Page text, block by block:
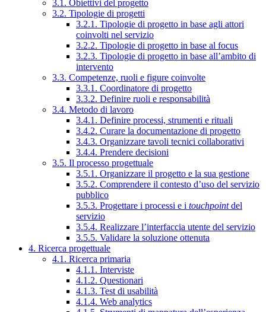
3.1. Obiettivi del progetto
3.2. Tipologie di progetti
3.2.1. Tipologie di progetto in base agli attori
coinvolti nel servizio
3.2.2. Tipologie di progetto in base al focus
3.2.3. Tipologie di progetto in base all’ambito di
intervento
3.3. Competenze, ruoli e figure coinvolte
3.3.1. Coordinatore di progetto
3.3.2. Definire ruoli e responsabilità
3.4. Metodo di lavoro
3.4.1. Definire processi, strumenti e rituali
3.4.2. Curare la documentazione di progetto
3.4.3. Organizzare tavoli tecnici collaborativi
3.4.4. Prendere decisioni
3.5. Il processo progettuale
3.5.1. Organizzare il progetto e la sua gestione
3.5.2. Comprendere il contesto d’uso del servizio
pubblico
3.5.3. Progettare i processi e i touchpointdel
servizio
3.5.4. Realizzare l’interfaccia utente del servizio
3.5.5. Validare la soluzione ottenuta
4. Ricerca progettuale
4.1. Ricerca primaria
4.1.1. Interviste
4.1.2. Questionari
4.1.3. Test di usabilità
4.1.4. Web analytics